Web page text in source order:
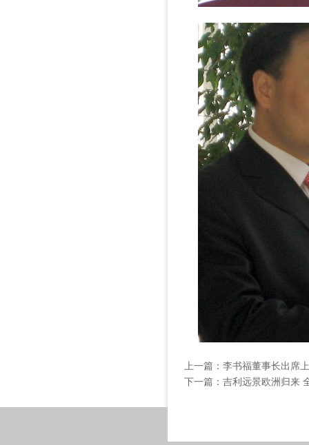
上一篇： 李书福董事长出席
下一篇： 吉利远景欧洲归来